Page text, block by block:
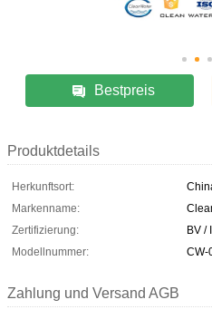
Bestpreis
Produktdetails
Herkunftsort:
Markenname:
Zertifizierung:
BV /
Modellnummer:
CW-
Zahlung und Versand AGB